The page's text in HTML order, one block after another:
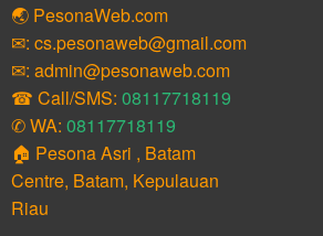
🌏 PesonaWeb.com
✉: cs.pesonaweb@gmail.com
✉: admin@pesonaweb.com
☎ Call/SMS: 08117718119
✆ WA: 08117718119
🏠 Pesona Asri , Batam
Centre, Batam, Kepulauan
Riau